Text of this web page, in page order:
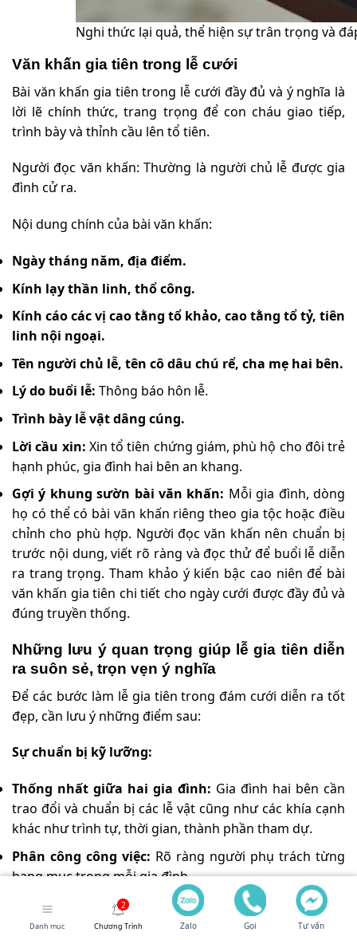
Nghi thức lại quả, thể hiện sự trân trọng và
Văn khấn gia tiên trong lễ cưới
Bài văn khấn gia tiên trong lễ cưới đầy đủ và ý nghĩa là
lời lẽ chính thức, trang trọng để con cháu giao tiếp,
trình bày và thỉnh cầu lên tổ tiên.
Người đọc văn khấn: Thường là người chủ lễ được gia
đình cử ra.
Nội dung chính của bài văn khấn:
Ngày tháng năm, địa điểm.
Kính lạy thần linh, thổ công.
Kính cáo các vị cao tằng tổ khảo, cao tằng tổ tỷ, tiên
linh nội ngoại.
Tên người chủ lễ, tên cô dâu chú rể, cha mẹ hai bên.
Lý do buổi lễ: Thông báo hôn lễ.
Trình bày lễ vật dâng cúng.
Lời cầu xin: Xin tổ tiên chứng giám, phù hộ cho đôi trẻ
hạnh phúc, gia đình hai bên an khang.
Gợi ý khung sườn bài văn khấn: Mỗi gia đình, dòng
họ có thể có bài văn khấn riêng theo gia tộc hoặc điều
chỉnh cho phù hợp. Người đọc văn khấn nên chuẩn bị
trước nội dung, viết rõ ràng và đọc thử để buổi lễ diễn
ra trang trọng. Tham khảo ý kiến bậc cao niên để bài
văn khấn gia tiên chi tiết cho ngày cưới được đầy đủ và
đúng truyền thống.
Những lưu ý quan trọng giúp lễ gia tiên diễn
ra suôn sẻ, trọn vẹn ý nghĩa
Để các bước làm lễ gia tiên trong đám cưới diễn ra tốt
đẹp, cần lưu ý những điểm sau:
Sự chuẩn bị kỹ lưỡng:
Thống nhất giữa hai gia đình: Gia đình hai bên cần
trao đổi và chuẩn bị các lễ vật cũng như các khía cạnh
khác như trình tự, thời gian, thành phần tham dự.
Phân công công việc: Rõ ràng người phụ trách từng
hạng mục trong mỗi gia đình.
Chuẩn bị sớm:
Lễ vật, trang phục nên được chuẩn bị
từ sớm.
Danh mục Chương Trình Zalo Gọi Tư vấn